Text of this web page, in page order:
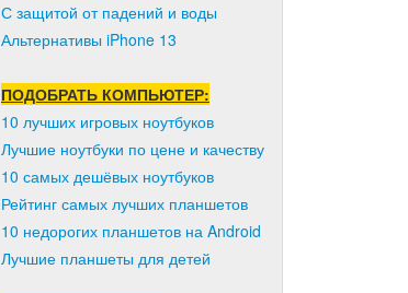
С защитой от падений и воды
Альтернативы iPhone 13
ПОДОБРАТЬ КОМПЬЮТЕР:
10 лучших игровых ноутбуков
Лучшие ноутбуки по цене и качеству
10 самых дешёвых ноутбуков
Рейтинг самых лучших планшетов
10 недорогих планшетов на Android
Лучшие планшеты для детей